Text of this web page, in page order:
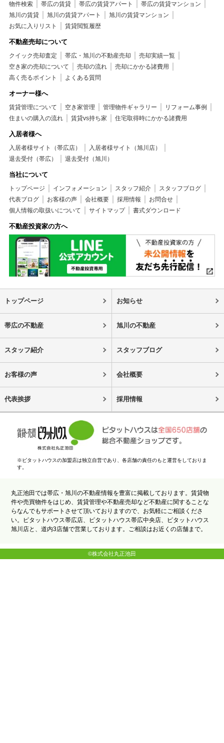
物件検索 帯広の賃貸 帯広の賃貸アパート
帯広の賃貸マンション
旭川の賃貸
旭川の賃貸アパート
旭川の賃貸マンション
お気に入りリスト
賃貸閲覧履歴
不動産売却について
クイック売却査定 帯広・旭川の不動産売却
売却実績一覧
空き家の売却について
売却の流れ
売却にかかる諸費用
高く売るポイント
よくある質問
オーナー様へ
賃貸管理について 空き家管理 管理物件ギャラリー
リフォーム事例
住まいの購入の流れ
賃貸vs持ち家 住宅取得時にかかる諸費用
入居者様へ
入居者様サイト（帯広店）
入居者様サイト（旭川店）
退去受付（帯広）
退去受付（旭川）
当社について
トップページ インフォメーション スタッフ紹介
スタッフブログ
代表ブログ
お客様の声 会社概要 採用情報
お問合せ
個人情報の取扱いについて
サイトマップ 書式ダウンロード
不動産投資家の方へ
トップページ お知らせ
帯広の不動産 旭川の不動産
スタッフ紹介 スタッフブログ
お客様の声 会社概要
代表挨拶 採用情報
※ピタットハウスの加盟店は独立自営であり、各店舗の責任のもと運営をしておりま
す。
丸正池田では帯広・旭川の不動産情報を豊富に掲載しております。賃貸物
件や売買物件をはじめ、賃貸管理や不動産売却など不動産に関することな
らなんでもサポートさせて頂いておりますので、お気軽にご相談くださ
い。ピタットハウス帯広店、ピタットハウス帯広中央店、ピタットハウス
旭川店と、道内3店舗で営業しております。ご相談はお近くの店舗まで。
©株式会社丸正池田